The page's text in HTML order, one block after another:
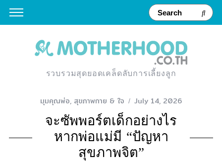
รวบรวมสุดยอดเคล็ดลับการเลี้ยงลูก
มุมคุณพ่อ, สุขภาพกาย & ใจ July 14, 2026
จะซัพพอร์ตเด็กอย่างไร
หากพ่อแม่มี “ปัญหา
สุขภาพจิต”